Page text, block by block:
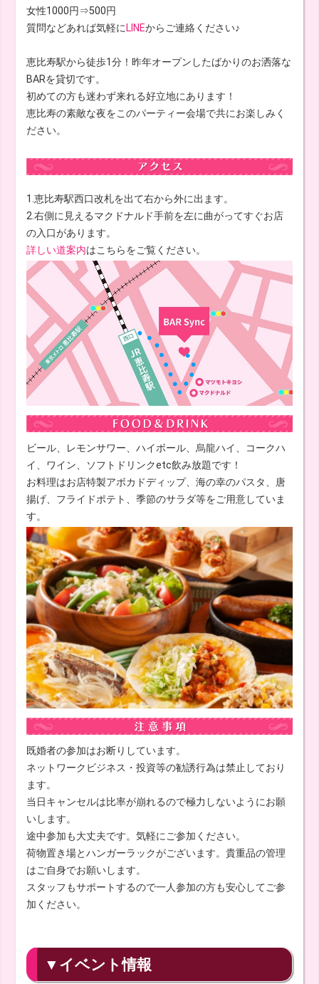
女性1000円⇒500円
質問などあれば気軽に LINEからご連絡ください♪
恵比寿駅から徒歩1分！昨年オープンしたばかりのお洒落な
BARを貸切です。
初めての方も迷わず来れる好立地にあります！
恵比寿の素敵な夜をこのパーティー会場で共にお楽しみく
ださい。
1.恵比寿駅西口改札を出て右から外に出ます。
2.右側に見えるマクドナルド手前を左に曲がってすぐお店
の入口があります。
詳しい道案内はこちらをご覧ください。
ビール、レモンサワー、ハイボール、烏龍ハイ、コークハ
イ、ワイン、ソフトドリンクetc飲み放題です！
お料理はお店特製アボカドディップ、海の幸のパスタ、唐
揚げ、フライドポテト、季節のサラダ等をご用意していま
す。
既婚者の参加はお断りしています。
ネットワークビジネス・投資等の勧誘行為は禁止しており
ます。
当日キャンセルは比率が崩れるので極力しないようにお願
いします。
途中参加も大丈夫です。気軽にご参加ください。
荷物置き場とハンガーラックがございます。貴重品の管理
はご自身でお願いします。
スタッフもサポートするので一人参加の方も安心してご参
加ください。
▼イベント情報